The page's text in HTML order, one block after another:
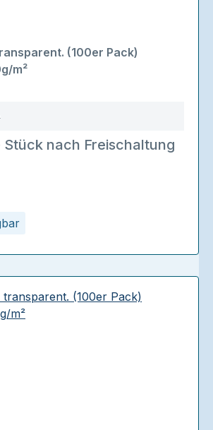
(100er Pack)
m²
Stück nach Freischaltung